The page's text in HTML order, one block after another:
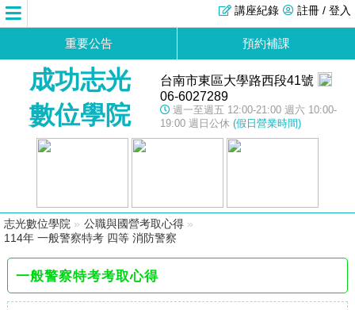
註冊 / 登入
講座紀錄
重要公告 預約補課
成功志光
數位學院
台南市東區大學路西段41號
06-6027289
週一至週五 12:00-21:00 週六 10:00-
19:00 週日公休 (假日營業時間)
志光數位學院 » 公職與國營考取心得 »
114年 一般警察特考 四等 消防警察
一般警察特考考取心得